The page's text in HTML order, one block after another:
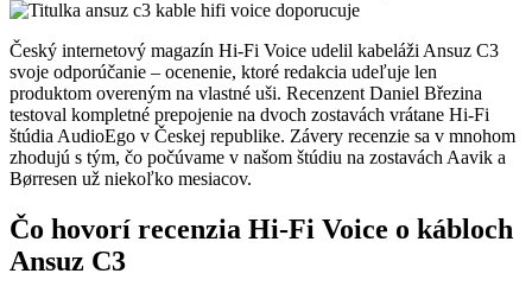
Český internetový magazín Hi-Fi Voice udelil kabeláži Ansuz C3
svoje odporúčanie – ocenenie, ktoré redakcia udeľuje len
produktom overeným na vlastné uši. Recenzent Daniel Březina
testoval kompletné prepojenie na dvoch zostavách vrátane Hi-Fi
štúdia AudioEgo v Českej republike. Závery recenzie sa v mnohom
zhodujú s tým, čo počúvame v našom štúdiu na zostavách Aavik a
Børresen už niekoľko mesiacov.
Čo hovorí recenzia Hi-Fi Voice o kábloch
Ansuz C3